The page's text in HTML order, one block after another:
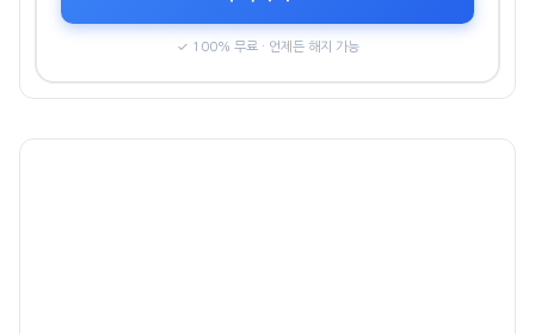
✓ 100% 무료 · 언제든 해지 가능